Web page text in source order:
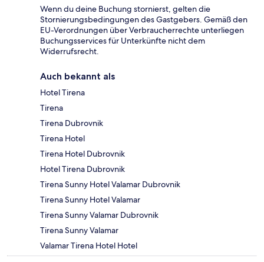
Wenn du deine Buchung stornierst, gelten die
Stornierungsbedingungen des Gastgebers. Gemäß den
EU-Verordnungen über Verbraucherrechte unterliegen
Buchungsservices für Unterkünfte nicht dem
Widerrufsrecht.
Auch bekannt als
Hotel Tirena
Tirena
Tirena Dubrovnik
Tirena Hotel
Tirena Hotel Dubrovnik
Hotel Tirena Dubrovnik
Tirena Sunny Hotel Valamar Dubrovnik
Tirena Sunny Hotel Valamar
Tirena Sunny Valamar Dubrovnik
Tirena Sunny Valamar
Valamar Tirena Hotel Hotel